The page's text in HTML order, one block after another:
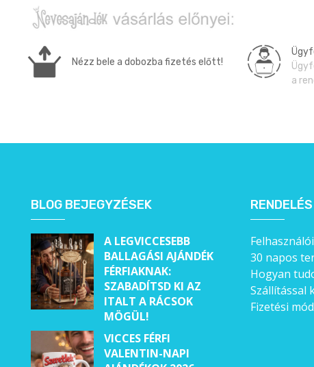
Foglalkozás szerint
Nézz bele a dobozba fizetés előtt!
a
BLOG BEJEGYZÉSEK
A LEGVICCESEBB
BALLAGÁSI AJÁNDÉK
FÉRFIAKNAK:
SZABADÍTSD KI AZ
ITALT A RÁCSOK
MÖGÜL!
VICCES FÉRFI
VALENTIN-NAPI
30 napos
Hogyan
Szállítással
Fizetési